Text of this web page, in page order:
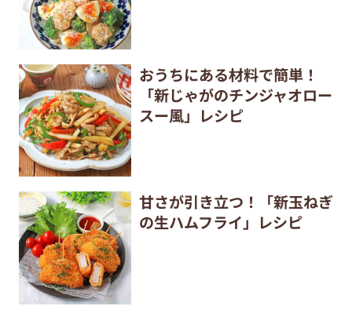
おうちにある材料で簡単！
「新じゃがのチンジャオロー
スー風」レシピ
甘さが引き立つ！「新玉ねぎ
の生ハムフライ」レシピ